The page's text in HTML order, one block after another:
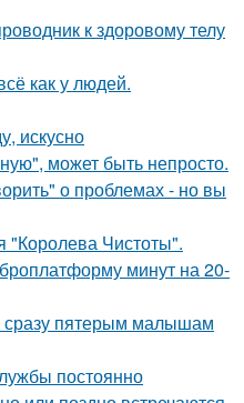
к здоровому телу
как у людей.
искусно
может быть непросто.
о проблемах - но вы
"Королева Чистоты".
минут на 20-
сразу пятерым малышам
постоянно